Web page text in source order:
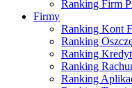
Ranking Firm
Firmy
Ranking Kont
Ranking
Ranking
Ranking
Ranking